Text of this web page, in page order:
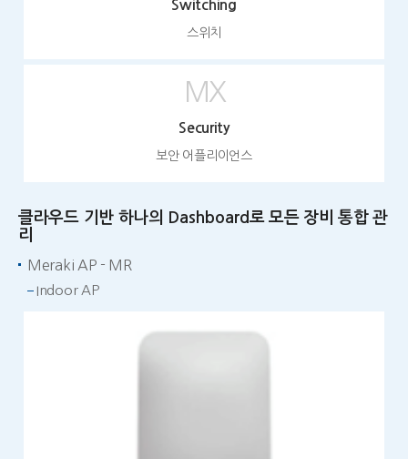
Switching
스위치
MX
Security
보안 어플리이언스
클라우드 기반 하나의 Dashboard로 모든 장비 통합 관
리
Meraki AP - MR
Indoor AP